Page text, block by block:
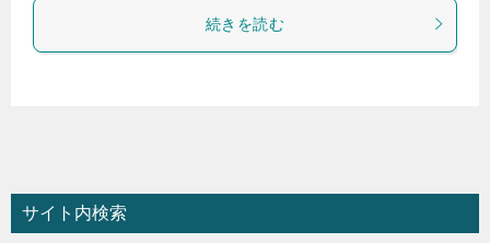
続きを読む
サイト内検索